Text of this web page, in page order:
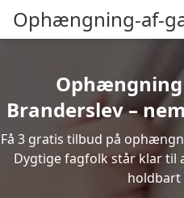
Ophængning-af-
Branderslev –
Få 3 gratis tilbud på
Dygtige fagfolk står klar
holdbart